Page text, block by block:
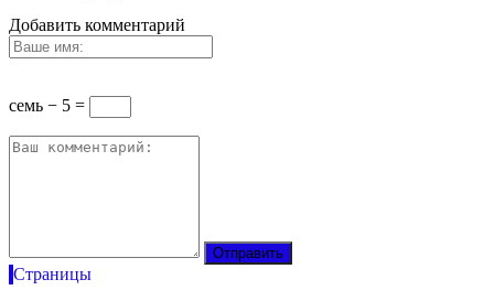
Добавить комментарий
семь − 5 =
Страницы